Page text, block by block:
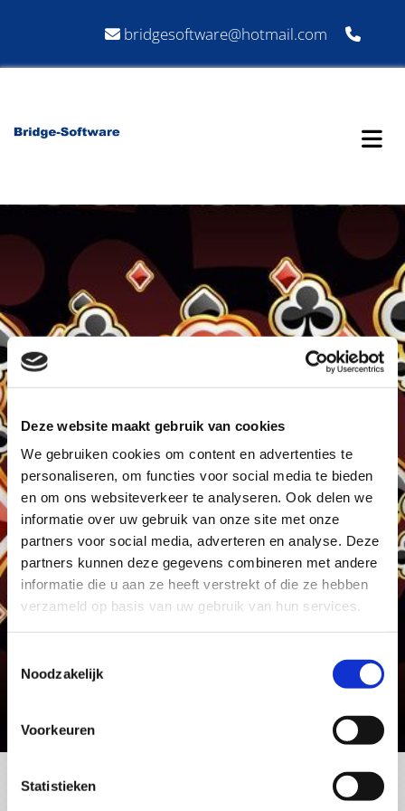
Deze website maakt gebruik van cookies
We gebruiken cookies om content en advertenties te
personaliseren, om functies voor social media te bieden
en om ons websiteverkeer te analyseren. Ook delen we
informatie over uw gebruik van onze site met onze
partners voor social media, adverteren en analyse. Deze
partners kunnen deze gegevens combineren met andere
informatie die u aan ze heeft verstrekt of die ze hebben
verzameld op basis van uw gebruik van hun services.
Toestemmingsselectie
Noodzakelijk
Voorkeuren
Statistieken
 bridgesoftware@hotmail.com 
Development of great
bridge apps for
Windows, OSX, iOS
and Android
Direct contact opnemen